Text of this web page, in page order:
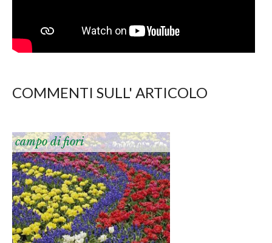
COMMENTI SULL' ARTICOLO
campo di fiori